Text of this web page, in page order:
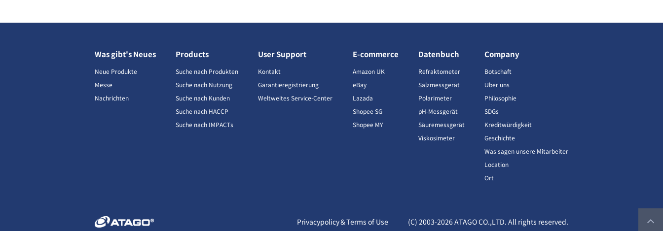
Was gibt's Neues
Neue Produkte
Messe
Nachrichten
Products
Suche nach Produkten
Suche nach Nutzung
Suche nach Kunden
Suche nach HACCP
Suche nach IMPACTs
User Support
Kontakt
Garantieregistrierung
Weltweites Service-Center
E-commerce
Amazon UK
eBay
Lazada
Shopee SG
Shopee MY
Datenbuch
Refraktometer
Salzmessgerät
Polarimeter
pH-Messgerät
Säuremessgerät
Viskosimeter
Company
Botschaft
Über uns
Philosophie
SDGs
Kreditwürdigkeit
Geschichte
Was sagen unsere Mitarbeiter
Location
Ort
Privacypolicy＆Terms of Use (C) 2003-2026 ATAGO CO.,LTD. All rights reserved.